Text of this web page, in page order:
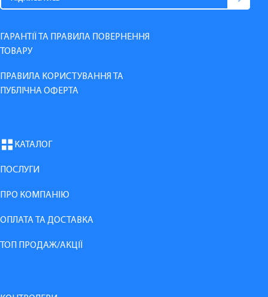
ГАРАНТІЇ ТА ПРАВИЛА ПОВЕРНЕННЯ
ТОВАРУ
ПРАВИЛА КОРИСТУВАННЯ ТА
ПУБЛІЧНА ОФЕРТА
КАТАЛОГ
ПОСЛУГИ
ПРО КОМПАНІЮ
ОПЛАТА ТА ДОСТАВКА
ТОП ПРОДАЖ/АКЦІЇ